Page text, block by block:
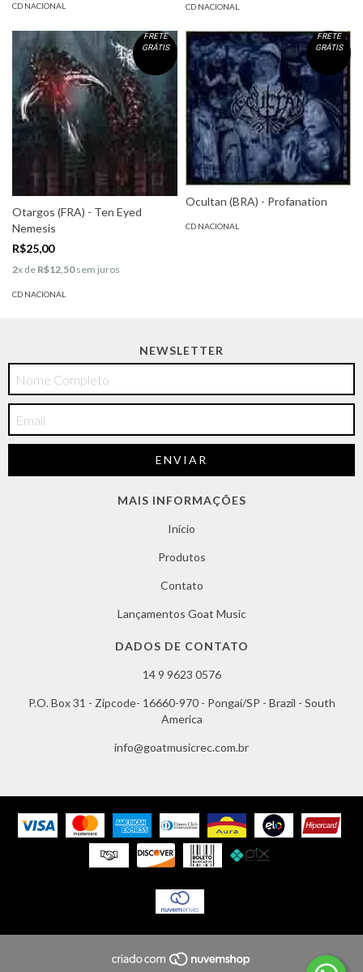
CD NACIONAL CD NACIONAL
FRETE
GRÁTIS
Otargos (FRA) - Ten Eyed
Nemesis
R$25,00
2x de R$12,50sem juros
CD NACIONAL
FRETE
GRÁTIS
Ocultan (BRA) - Profanation
CD NACIONAL
NEWSLETTER
MAIS INFORMAÇÕES
Início
Produtos
Contato
Lançamentos Goat Music
DADOS DE CONTATO
14 9 9623 0576
P.O. Box 31 - Zipcode- 16660-970 - Pongaí/SP - Brazil - South
America
info@goatmusicrec.com.br